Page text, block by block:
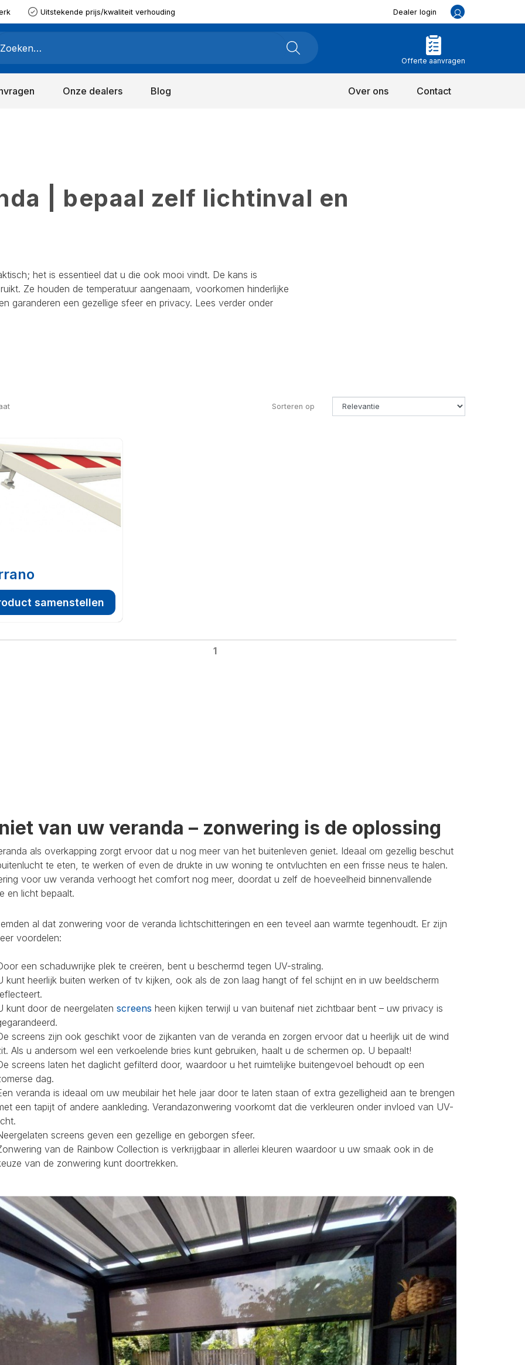
Uitstekende prijs/kwaliteit verhouding Dealer login
Offerte aanvragen
Onze dealers Blog Over ons Contact
| bepaal zelf lichtinval en
het is essentieel dat u die ook mooi vindt. De kans is
Ze houden de temperatuur aangenaam, voorkomen hinderlijke
garanderen een gezellige sfeer en privacy. Lees verder onder
Sorteren op
samenstellen
1
van uw veranda – zonwering is de oplossing
als overkapping zorgt ervoor dat u nog meer van het buitenleven geniet. Ideaal om gezellig beschut
te eten, te werken of even de drukte in uw woning te ontvluchten en een frisse neus te halen.
voor uw veranda verhoogt het comfort nog meer, doordat u zelf de hoeveelheid binnenvallende
en licht bepaalt.
al dat zonwering voor de veranda lichtschitteringen en een teveel aan warmte tegenhoudt. Er zijn
voordelen:
een schaduwrijke plek te creëren, bent u beschermd tegen UV-straling.
kunt heerlijk buiten werken of tv kijken, ook als de zon laag hangt of fel schijnt en in uw beeldscherm
kunt door de neergelaten screens heen kijken terwijl u van buitenaf niet zichtbaar bent – uw privacy is
screens zijn ook geschikt voor de zijkanten van de veranda en zorgen ervoor dat u heerlijk uit de wind
Als u andersom wel een verkoelende bries kunt gebruiken, haalt u de schermen op. U bepaalt!
screens laten het daglicht gefilterd door, waardoor u het ruimtelijke buitengevoel behoudt op een
dag.
veranda is ideaal om uw meubilair het hele jaar door te laten staan of extra gezelligheid aan te brengen
een tapijt of andere aankleding. Verandazonwering voorkomt dat die verkleuren onder invloed van UV-
screens geven een gezellige en geborgen sfeer.
van de Rainbow Collection is verkrijgbaar in allerlei kleuren waardoor u uw smaak ook in de
van de zonwering kunt doortrekken.